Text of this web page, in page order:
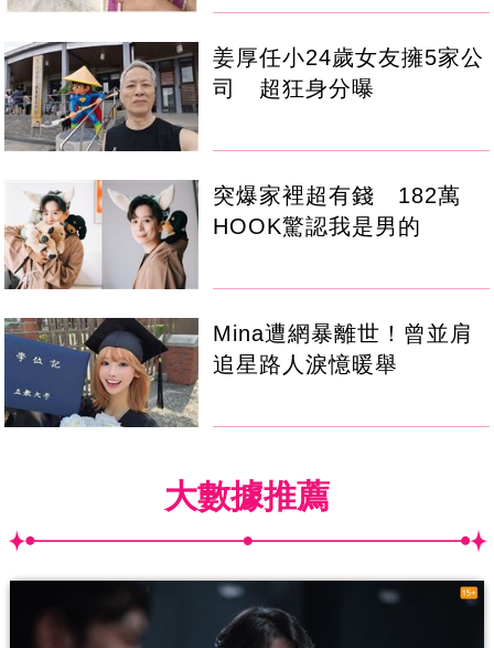
姜厚任小24歲女友擁5家公
司 超狂身分曝
突爆家裡超有錢 182萬
HOOK驚認我是男的
Mina遭網暴離世！曾並肩
追星路人淚憶暖舉
大數據推薦